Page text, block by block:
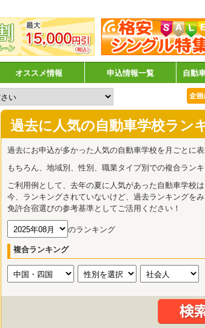
オススメ情報 申込情報一覧 自動
過去に人気の自動車学校ラン
過去にお申込が多かった人気の自動車学校を月ごとに表
もちろん、地域別、性別、職業タイプ別での複合ランキ
ご利用例として、去年の夏に人気があった自動車学校
今、ランキングされていないけど、過去ランキングを
免許合宿選びの参考基準としてご活用ください！
のランキング
複合ランキング